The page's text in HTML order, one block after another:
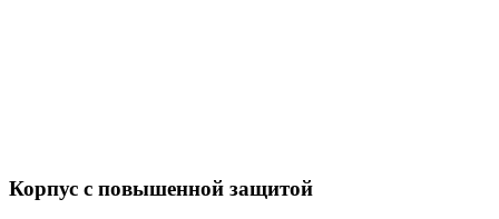
Корпус с повышенной защитой